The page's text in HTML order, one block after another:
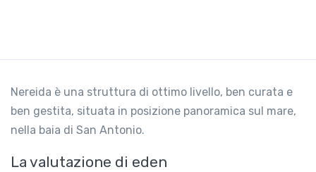
Nereida è una struttura di ottimo livello, ben curata e
ben gestita, situata in posizione panoramica sul mare,
nella baia di San Antonio.
La valutazione di eden